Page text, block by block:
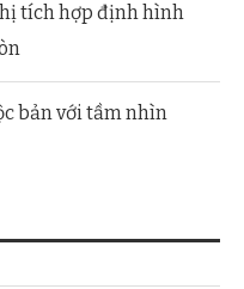
tích hợp định hình
bản với tầm nhìn